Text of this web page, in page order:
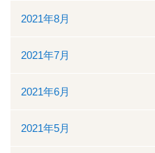
2021年8月
2021年7月
2021年6月
2021年5月